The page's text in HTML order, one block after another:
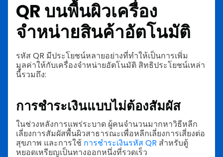
QR บนพื้นผิวเครื่อง
จำหน่ายสินค้าอัตโนมัติ
รหัส QR มีประโยชน์หลายอย่างที่ทำให้เป็นการเพิ่ม
มูลค่าให้กับเครื่องจำหน่ายอัตโนมัติ สิทธิประโยชน์เหล่า
นี้รวมถึง:
การชำระเงินแบบไม่ต้องสัมผัส
ในช่วงหลังการแพร่ระบาด ผู้คนจำนวนมากหาวิธีหลีก
เลี่ยงการสัมผัสพื้นผิวสาธารณะเพื่อหลีกเลี่ยงการเสี่ยงต่อ
สุขภาพ และการใช้ การชำระเงินรหัส QR สำหรับตู้
หยอดเหรียญเป็นทางออกหนึ่งที่รวดเร็ว